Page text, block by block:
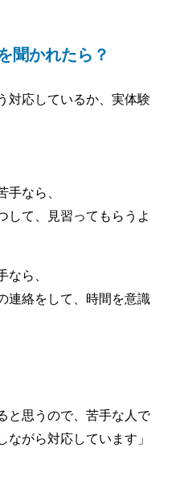
聞かれたら？
対応しているか、実体験
手なら、
して、見習ってもらうよ
なら、
連絡をして、時間を意識
と思うので、苦手な人で
ながら対応しています」